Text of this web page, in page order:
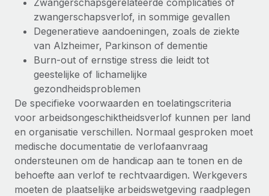
Zwangerschapsgerelateerde complicaties of
zwangerschapsverlof, in sommige gevallen
Degeneratieve aandoeningen, zoals de ziekte
van Alzheimer, Parkinson of dementie
Burn-out of ernstige stress die leidt tot
geestelijke of lichamelijke
gezondheidsproblemen
De specifieke voorwaarden en toelatingscriteria
voor arbeidsongeschiktheidsverlof kunnen per land
en organisatie verschillen. Normaal gesproken moet
medische documentatie de verlofaanvraag
ondersteunen om de handicap aan te tonen en de
behoefte aan verlof te rechtvaardigen. Werkgevers
moeten de plaatselijke arbeidswetgeving raadplegen